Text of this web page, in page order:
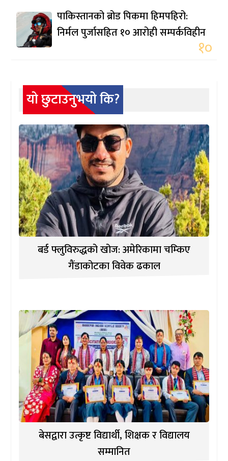
पाकिस्तानको ब्रोड पिकमा हिमपहिरो:
निर्मल पुर्जासहित १० आरोही सम्पर्कविहीन
१०
यो छुटाउनुभयो कि?
बर्ड फ्लुविरुद्धको खोज: अमेरिकामा चम्किए
गैंडाकोटका विवेक ढकाल
बेसद्वारा उत्कृष्ट विद्यार्थी, शिक्षक र विद्यालय
सम्मानित